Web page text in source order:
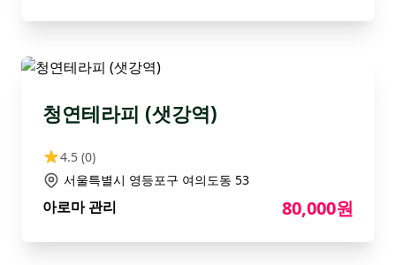
청연테라피 (샛강역)
4.5 (0)
서울특별시 영등포구 여의도동 53
아로마 관리 80,000원